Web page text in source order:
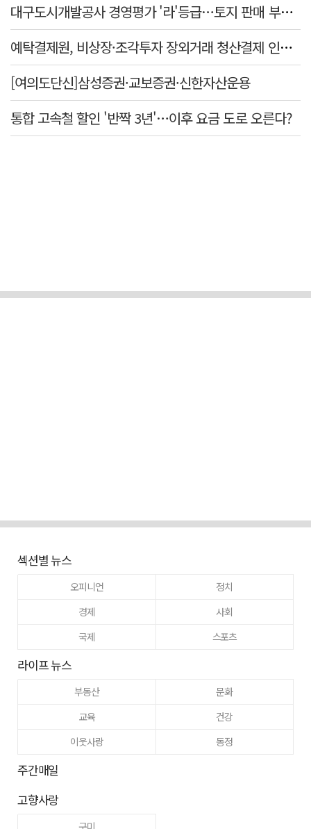
대구도시개발공사 경영평가 '라'등급…토지 판매 부진에 1년 만에 두 단계 '뚝'
예탁결제원, 비상장·조각투자 장외거래 청산결제 인프라 구축 착수…연내 가동
[여의도단신]삼성증권·교보증권·신한자산운용
통합 고속철 할인 '반짝 3년'…이후 요금 도로 오른다?
섹션별 뉴스
오피니언
정치
경제
사회
국제
스포츠
라이프 뉴스
부동산
문화
교육
건강
이웃사랑
동정
주간매일
고향사랑